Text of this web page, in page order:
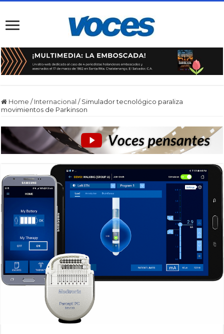
Home / Internacional / Simulador tecnológico paraliza
movimientos de Parkinson